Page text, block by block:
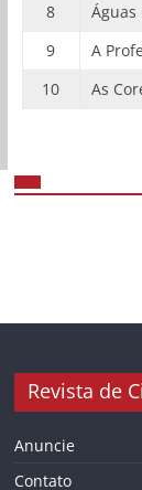
8
Águas
9
A
10
As
Revista de
Anuncie
Contato